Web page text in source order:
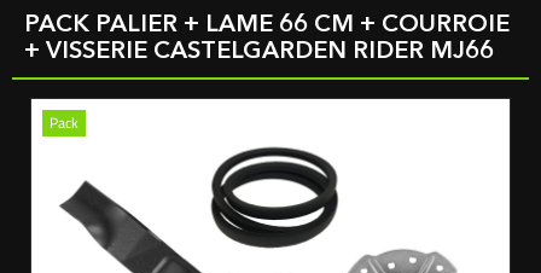
PACK PALIER + LAME 66 CM + COURROIE
+ VISSERIE CASTELGARDEN RIDER MJ66
Pack